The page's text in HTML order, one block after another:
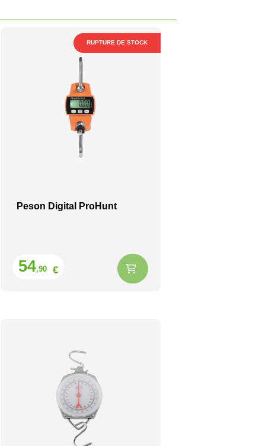
Peson Digital ProHunt
54,90 €
RUPTURE DE STOCK